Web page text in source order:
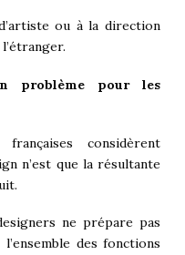
ou à la direction
problème pour les
considèrent
n’est que la résultante
ne prépare pas
des fonctions